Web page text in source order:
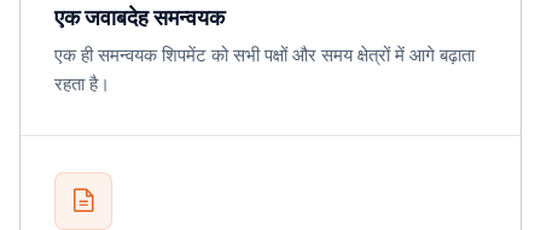
एक जवाबदेह समन्वयक
एक ही समन्वयक शिपमेंट को सभी पक्षों और समय क्षेत्रों में आगे बढ़ाता
रहता है।